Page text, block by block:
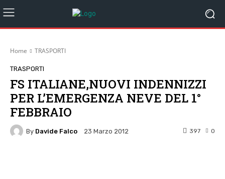
Home TRASPORTI
TRASPORTI
FS ITALIANE,NUOVI INDENNIZZI
PER L’EMERGENZA NEVE DEL 1°
FEBBRAIO
By Davide Falco 23 Marzo 2012 0
397